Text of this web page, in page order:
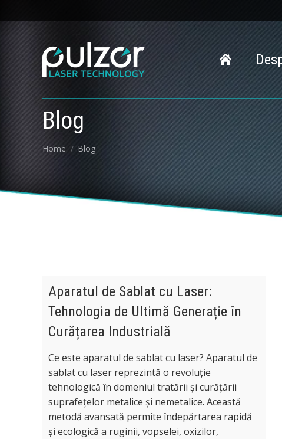
Blog
You are here:
Home Blog
Aparatul de Sablat cu Laser:
Tehnologia de Ultimă Generație în
Curățarea Industrială
Ce este aparatul de sablat cu laser? Aparatul de
sablat cu laser reprezintă o revoluție
tehnologică în domeniul tratării și curățării
suprafețelor metalice și nemetalice. Această
metodă avansată permite îndepărtarea rapidă
și ecologică a ruginii, vopselei, oxizilor,